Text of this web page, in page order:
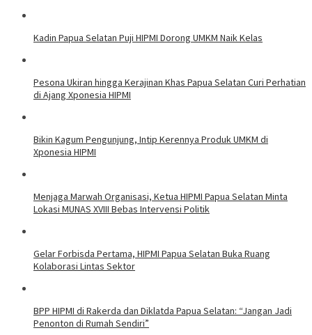
Kadin Papua Selatan Puji HIPMI Dorong UMKM Naik Kelas
Pesona Ukiran hingga Kerajinan Khas Papua Selatan Curi Perhatian
di Ajang Xponesia HIPMI
Bikin Kagum Pengunjung, Intip Kerennya Produk UMKM di
Xponesia HIPMI
Menjaga Marwah Organisasi, Ketua HIPMI Papua Selatan Minta
Lokasi MUNAS XVIII Bebas Intervensi Politik
Gelar Forbisda Pertama, HIPMI Papua Selatan Buka Ruang
Kolaborasi Lintas Sektor
BPP HIPMI di Rakerda dan Diklatda Papua Selatan: “Jangan Jadi
Penonton di Rumah Sendiri”